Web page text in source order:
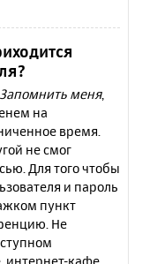
Запомнить меня,
на
время.
не смог
Для того чтобы
и пароль
пункт
Не
кафе,